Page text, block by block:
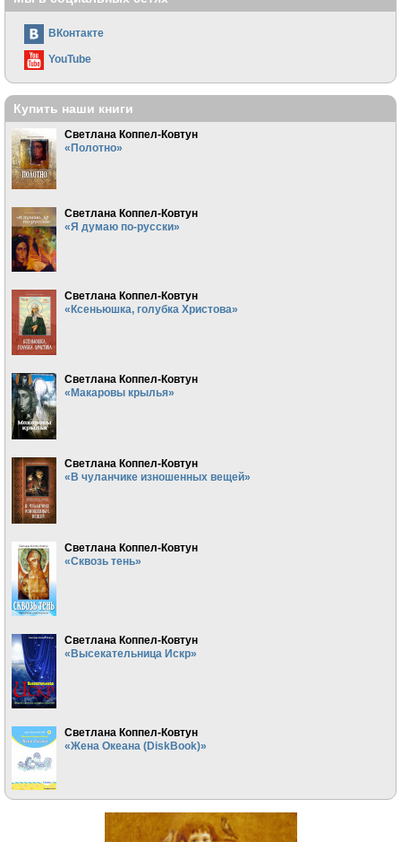
ВКонтакте
YouTube
Купить наши книги
Светлана Коппел-Ковтун
«Полотно»
Светлана Коппел-Ковтун
«Я думаю по-русски»
Светлана Коппел-Ковтун
«Ксеньюшка, голубка Христова»
Светлана Коппел-Ковтун
«Макаровы крылья»
Светлана Коппел-Ковтун
«В чуланчике изношенных вещей»
Светлана Коппел-Ковтун
«Сквозь тень»
Светлана Коппел-Ковтун
«Высекательница Искр»
Светлана Коппел-Ковтун
«Жена Океана (DiskBook)»